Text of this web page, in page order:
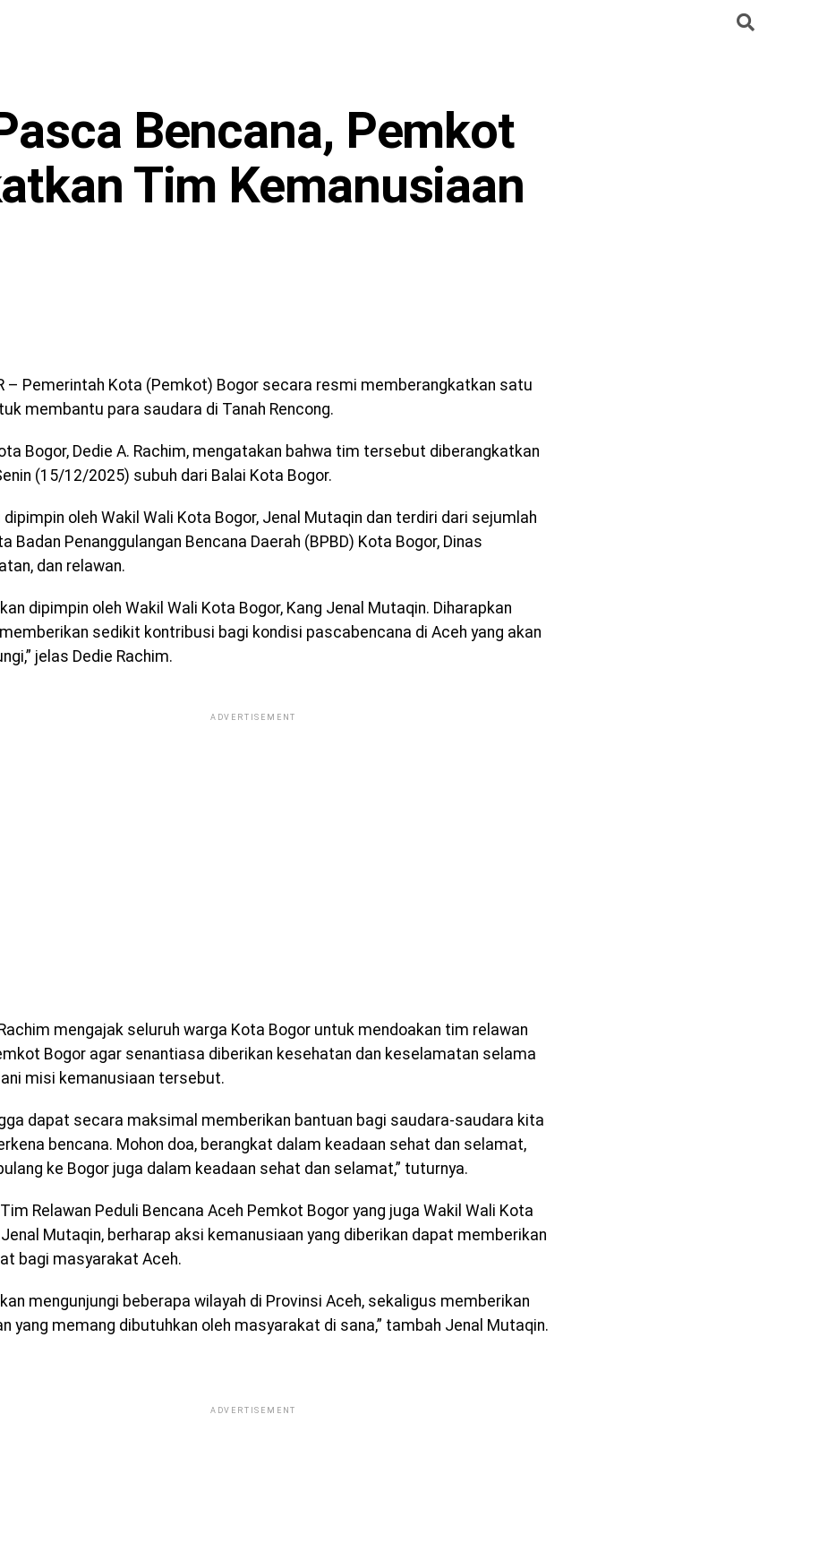
Bencana, Pemkot
Tim Kemanusiaan
– Pemerintah Kota (Pemkot) Bogor secara resmi memberangkatkan satu
membantu para saudara di Tanah Rencong.
Bogor, Dedie A. Rachim, mengatakan bahwa tim tersebut diberangkatkan
(15/12/2025) subuh dari Balai Kota Bogor.
dipimpin oleh Wakil Wali Kota Bogor, Jenal Mutaqin dan terdiri dari sejumlah
Badan Penanggulangan Bencana Daerah (BPBD) Kota Bogor, Dinas
dan relawan.
dipimpin oleh Wakil Wali Kota Bogor, Kang Jenal Mutaqin. Diharapkan
sedikit kontribusi bagi kondisi pascabencana di Aceh yang akan
jelas Dedie Rachim.
ADVERTISEMENT
mengajak seluruh warga Kota Bogor untuk mendoakan tim relawan
Bogor agar senantiasa diberikan kesehatan dan keselamatan selama
misi kemanusiaan tersebut.
dapat secara maksimal memberikan bantuan bagi saudara-saudara kita
bencana. Mohon doa, berangkat dalam keadaan sehat dan selamat,
ke Bogor juga dalam keadaan sehat dan selamat,” tuturnya.
Relawan Peduli Bencana Aceh Pemkot Bogor yang juga Wakil Wali Kota
Jenal Mutaqin, berharap aksi kemanusiaan yang diberikan dapat memberikan
bagi masyarakat Aceh.
mengunjungi beberapa wilayah di Provinsi Aceh, sekaligus memberikan
yang memang dibutuhkan oleh masyarakat di sana,” tambah Jenal Mutaqin.
ADVERTISEMENT